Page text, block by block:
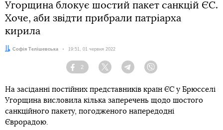
Угорщина блокує шостий пакет санкцій ЄС.
Хоче, аби звідти прибрали патріарха
кирила
Автор:
Софія Телішевська Дата:
19:51, 01 червня 2022
Facebook
2
Twitter TelegramViber
На засіданні постійних представників країн ЄС у Брюсселі
Угорщина висловила кілька заперечень щодо шостого
санкційного пакету, погодженого напередодні
Єврорадою.